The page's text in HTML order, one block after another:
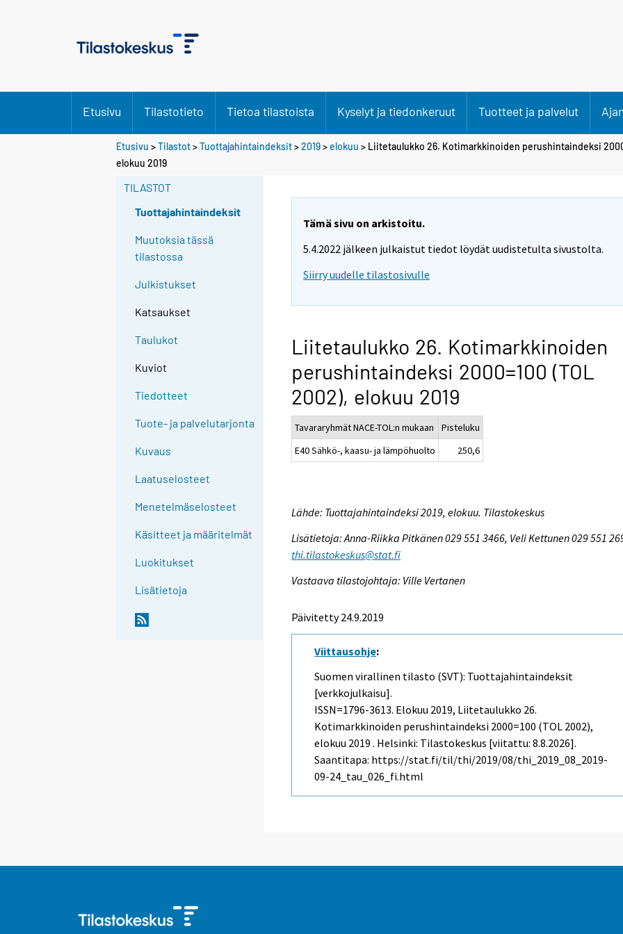
Etusivu Tilastotieto Tietoa tilastoista Kyselyt ja tiedonkeruut Tuotteet ja palvelut
Etusivu >Tilastot>Tuottajahintaindeksit>2019>elokuu > Liitetaulukko 26. Kotimarkkinoiden perushintaindeksi
elokuu 2019
TILASTOT
Tuottajahintaindeksit
Muutoksia tässä
tilastossa
Julkistukset
Katsaukset
Taulukot
Kuviot
Tiedotteet
Tuote- ja palvelutarjonta
Kuvaus
Laatuselosteet
Menetelmäselosteet
Käsitteet ja määritelmät
Luokitukset
Lisätietoja
Tämä sivu on arkistoitu.
5.4.2022 jälkeen julkaistut tiedot löydät uudistetulta sivustolta.
Siirry uudelle tilastosivulle
Liitetaulukko 26. Kotimarkkinoiden
perushintaindeksi 2000=100 (TOL
2002), elokuu 2019
Tavararyhmät NACE-TOL:n mukaan
Pisteluku
E40 Sähkö-, kaasu- ja lämpöhuolto
250,6
Lähde: Tuottajahintaindeksi 2019, elokuu. Tilastokeskus
Lisätietoja: Anna-Riikka Pitkänen 029 551 3466, Veli Kettunen 029 551
thi.tilastokeskus@stat.fi
Vastaava tilastojohtaja: Ville Vertanen
Päivitetty 24.9.2019
Viittausohje:
Suomen virallinen tilasto (SVT): Tuottajahintaindeksit
[verkkojulkaisu].
ISSN=1796-3613. Elokuu 2019, Liitetaulukko 26.
Kotimarkkinoiden perushintaindeksi 2000=100 (TOL 2002),
elokuu 2019 . Helsinki: Tilastokeskus [viitattu: 8.8.2026].
Saantitapa: https://stat.fi/til/thi/2019/08/thi_2019_08_2019-
09-24_tau_026_fi.html